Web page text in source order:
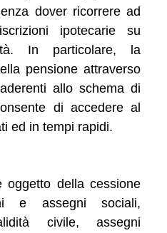
dover ricorrere ad
ipotecarie su
In particolare, la
pensione attraverso
allo schema di
di accedere al
ed in tempi rapidi.
oggetto della cessione
e assegni sociali,
civile, assegni